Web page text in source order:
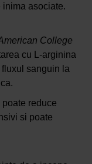
asociate.
College
cu L-arginina
sanguin la
reduce
si poate